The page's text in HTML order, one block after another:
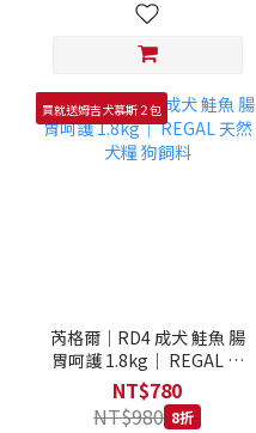
買就送姆吉犬慕斯２包
芮格爾｜RD4 成犬 鮭魚 腸
胃呵護 1.8kg｜ REGAL 天
然犬糧 狗飼料
NT$780
NT$980 8折